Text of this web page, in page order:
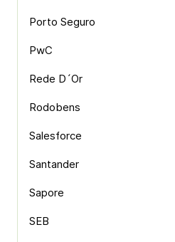
Porto Seguro
PwC
Rede D´Or
Rodobens
Salesforce
Santander
Sapore
SEB